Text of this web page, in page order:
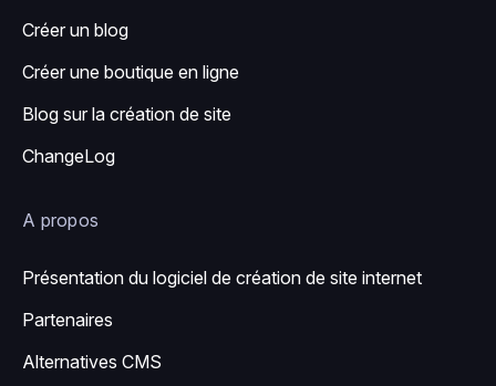
Créer un blog
Créer une boutique en ligne
Blog sur la création de site
ChangeLog
A propos
Présentation du logiciel de création de site internet
Partenaires
Alternatives CMS